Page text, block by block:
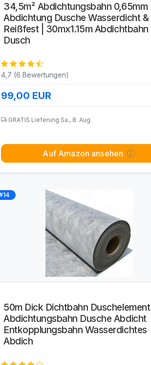
34,5m² Abdichtungsbahn 0,65mm
Abdichtung Dusche Wasserdicht &
Reißfest | 30mx1.15m Abdichtbahn
Dusch
4,7 (6 Bewertungen)
99,00 EUR
GRATIS Lieferung Sa., 8. Aug.
Auf Amazon ansehen
50m Dick Dichtbahn Duschelement
Abdichtungsbahn Dusche Abdicht
Entkopplungsbahn Wasserdichtes
Abdich